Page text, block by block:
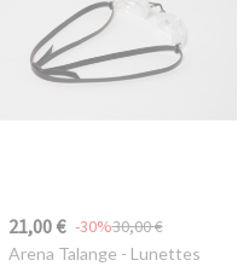
21,00 € 30,00 €
-30%
Arena Talange - Lunettes